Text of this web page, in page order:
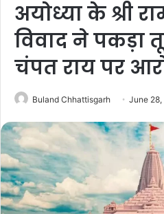
अयोध्या के श्री
विवाद ने पकड़ा
चंपत राय पर
Buland Chhattisgarh June